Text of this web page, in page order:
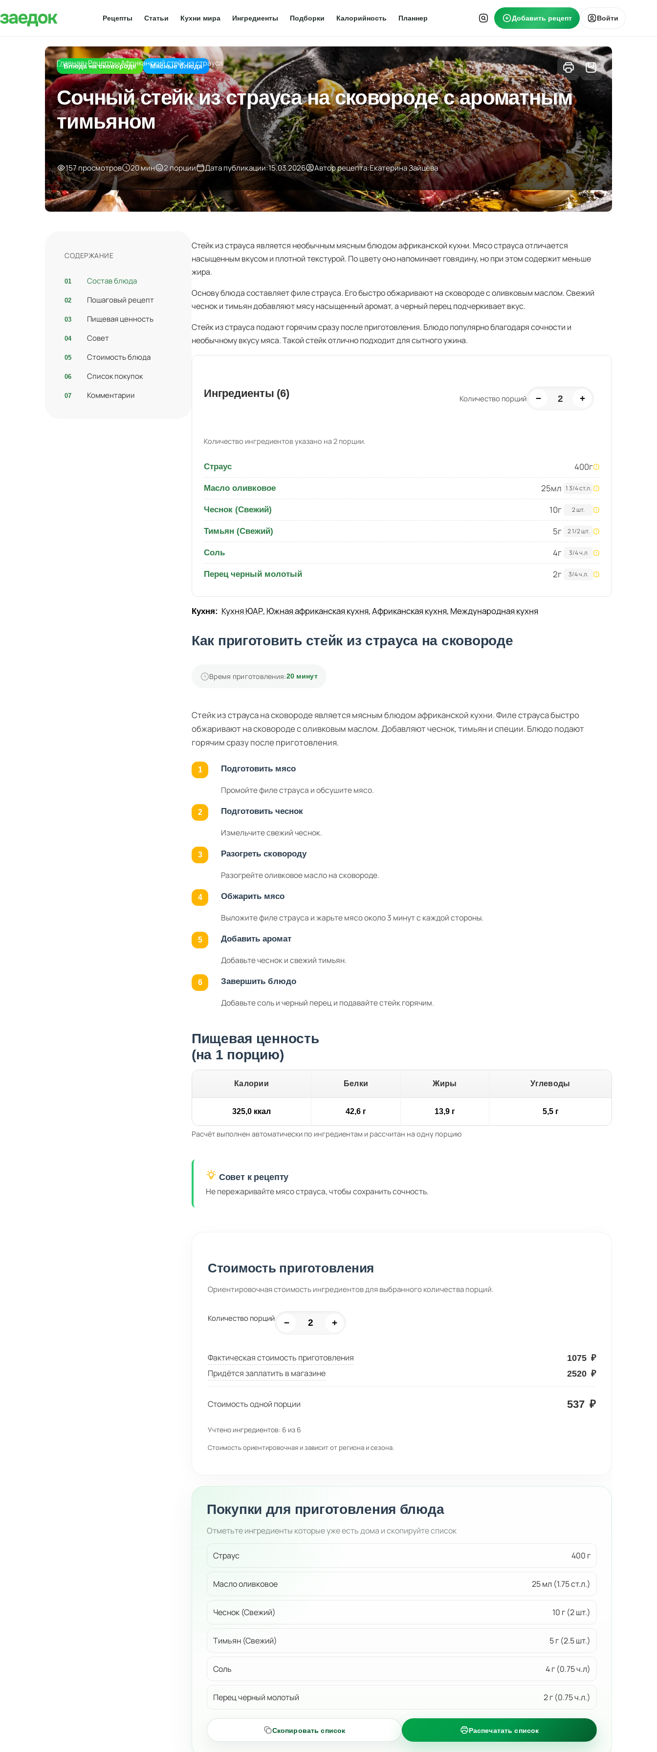
Рецепты Статьи Кухни мира Ингредиенты Подборки Калорийность Планнер Добавить рецепт Войти
Главная»Рецепты»Африканский стейк из страуса
Блюда на сковороде Мясные блюда
Сочный стейк из страуса на сковороде с ароматным
тимьяном
157 просмотров 20 мин 2 порции Дата публикации:15.03.2026 Автор рецепта:Екатерина Зайцева
СОДЕРЖАНИЕ
Состав блюда
Пошаговый рецепт
Пищевая ценность
Совет
Стоимость блюда
Список покупок
Комментарии
Стейк из страуса является необычным мясным блюдом африканской кухни. Мясо страуса отличается
насыщенным вкусом и плотной текстурой. По цвету оно напоминает говядину, но при этом содержит меньше
жира.
Основу блюда составляет филе страуса. Его быстро обжаривают на сковороде с оливковым маслом. Свежий
чеснок и тимьян добавляют мясу насыщенный аромат, а черный перец подчеркивает вкус.
Стейк из страуса подают горячим сразу после приготовления. Блюдо популярно благодаря сочности и
необычному вкусу мяса. Такой стейк отлично подходит для сытного ужина.
Ингредиенты (6) Количество порций − 2 +
Количество ингредиентов указано на 2 порции.
Страус 400г
Масло оливковое 25мл 1 3/4 ст.л.
Чеснок (Свежий) 10г 2 шт.
Тимьян (Свежий) 5г 2 1/2 шт.
Соль 4г 3/4 ч.л
Перец черный молотый 2г 3/4 ч.л.
Кухня: Кухня ЮАР, Южная африканская кухня,Африканская кухня, Международная кухня
Как приготовить стейк из страуса на сковороде
Время приготовления:20 минут
Стейк из страуса на сковороде является мясным блюдом африканской кухни. Филе страуса быстро
обжаривают на сковороде с оливковым маслом. Добавляют чеснок, тимьян и специи. Блюдо подают
горячим сразу после приготовления.
Подготовить мясо
Промойте филе страуса и обсушите мясо.
Подготовить чеснок
Измельчите свежий чеснок.
Разогреть сковороду
Разогрейте оливковое масло на сковороде.
Обжарить мясо
Выложите филе страуса и жарьте мясо около 3 минут с каждой стороны.
Добавить аромат
Добавьте чеснок и свежий тимьян.
Завершить блюдо
Добавьте соль и черный перец и подавайте стейк горячим.
Пищевая ценность
(на 1 порцию)
Калории Белки Жиры Углеводы
325,0 ккал 42,6 г 13,9 г 5,5 г
Расчёт выполнен автоматически по ингредиентам и рассчитан на одну порцию
Совет к рецепту
Не пережаривайте мясо страуса, чтобы сохранить сочность.
Стоимость приготовления
Ориентировочная стоимость ингредиентов для выбранного количества порций.
Количество порций − +
Фактическая стоимость приготовления 1075 ₽
Придётся заплатить в магазине 2520 ₽
Стоимость одной порции 537 ₽
Учтено ингредиентов: 6 из 6
Стоимость ориентировочная и зависит от региона и сезона.
Покупки для приготовления блюда
Отметьте ингредиенты которые уже есть дома и скопируйте список
Страус 400 г
Масло оливковое 25 мл (1.75 ст.л.)
Чеснок (Свежий) 10 г (2 шт.)
Тимьян (Свежий) 5 г (2.5 шт.)
Соль 4 г (0.75 ч.л)
Перец черный молотый 2 г (0.75 ч.л.)
Скопировать список Распечатать список